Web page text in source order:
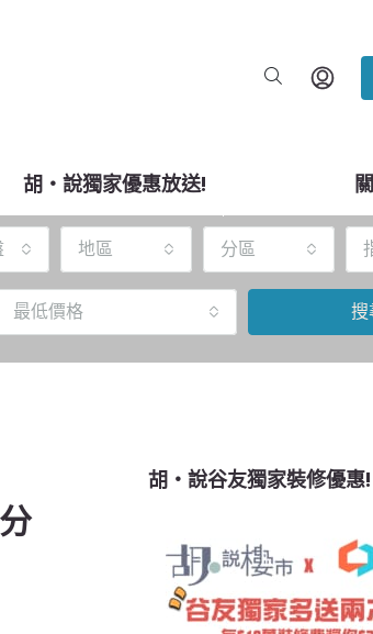
胡‧說獨家優惠放送!
地區 分區
最低價格 搜
胡‧說谷友獨家裝修優惠!